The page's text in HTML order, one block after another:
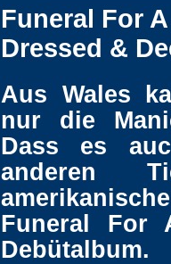
Funeral For
Dressed &
Aus Wales
nur die
Dass es
anderen
Funeral For
Debütalbum.